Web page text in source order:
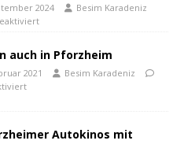
2024
Besim Karadeniz
auch in Pforzheim
2021
Besim Karadeniz
Autokinos mit